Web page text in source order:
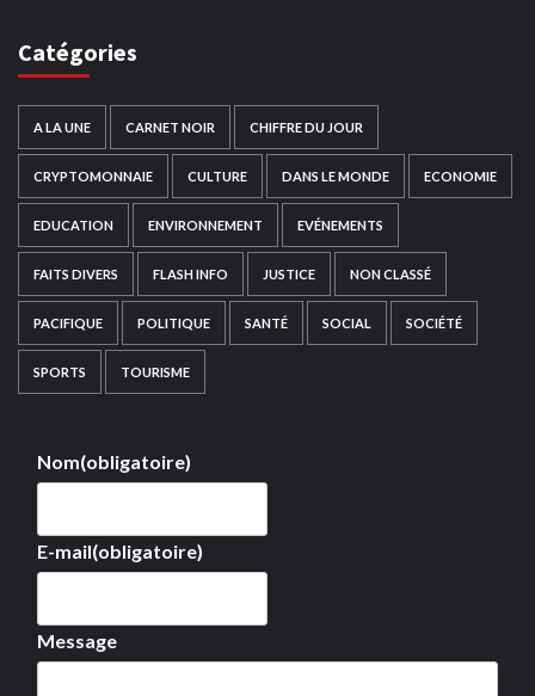
Catégories
A LA UNE CARNET NOIR CHIFFRE DU JOUR
CRYPTOMONNAIE CULTURE DANS LE MONDE ECONOMIE
EDUCATION ENVIRONNEMENT EVÉNEMENTS
FAITS DIVERS FLASH INFO JUSTICE NON CLASSÉ
PACIFIQUE POLITIQUE SANTÉ SOCIAL SOCIÉTÉ
SPORTS TOURISME
Nom(obligatoire)
E-mail(obligatoire)
Message